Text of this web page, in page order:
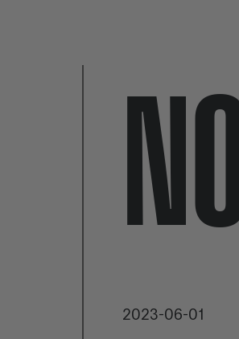
2023-06-01